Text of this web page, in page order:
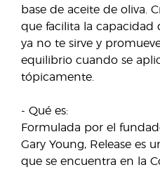
base de aceite de oliva.
que facilita la capacidad
ya no te sirve y
equilibrio cuando se
tópicamente.
- Qué es:
Formulada por el
Gary Young, Release es
que se encuentra en la